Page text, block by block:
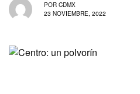
POR CDMX
23 NOVIEMBRE, 2022